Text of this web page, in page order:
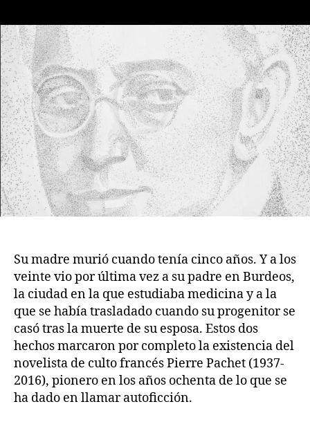
publicación
publicación
Su madre murió cuando tenía cinco años. Y a los
veinte vio por última vez a su padre en Burdeos,
la ciudad en la que estudiaba medicina y a la
que se había trasladado cuando su progenitor se
casó tras la muerte de su esposa. Estos dos
hechos marcaron por completo la existencia del
novelista de culto francés Pierre Pachet (1937-
2016), pionero en los años ochenta de lo que se
ha dado en llamar autoficción.